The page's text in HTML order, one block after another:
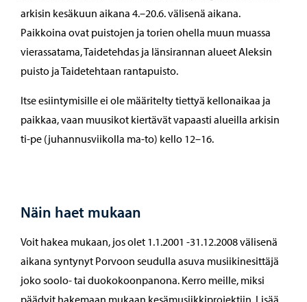
arkisin kesäkuun aikana 4.–20.6. välisenä aikana.
Paikkoina ovat puistojen ja torien ohella muun muassa
vierassatama, Taidetehdas ja länsirannan alueet Aleksin
puisto ja Taidetehtaan rantapuisto.
Itse esiintymisille ei ole määritelty tiettyä kellonaikaa ja
paikkaa, vaan muusikot kiertävät vapaasti alueilla arkisin
ti-pe (juhannusviikolla ma-to) kello 12–16.
Näin haet mukaan
Voit hakea mukaan, jos olet 1.1.2001 -31.12.2008 välisenä
aikana syntynyt Porvoon seudulla asuva musiikinesittäjä
joko soolo- tai duokokoonpanona. Kerro meille, miksi